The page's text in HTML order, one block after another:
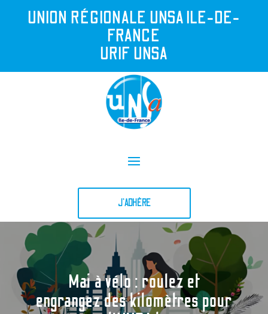
UNION RÉGIONALE UNSA ILE-DE-
FRANCE
URIF UNSA
J'ADHÈRE
Mai à vélo : roulez et
engrangez des kilomètres pour